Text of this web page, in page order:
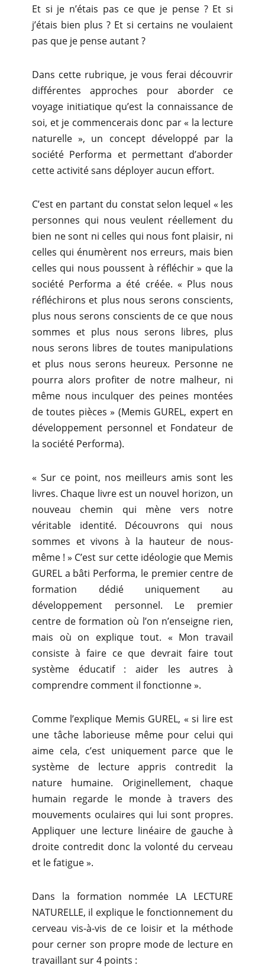
Et si je n’étais pas ce que je pense ? Et si
j’étais bien plus ? Et si certains ne voulaient
pas que je pense autant ?
Dans cette rubrique, je vous ferai découvrir
différentes approches pour aborder ce
voyage initiatique qu’est la connaissance de
soi, et je commencerais donc par « la lecture
naturelle », un concept développé par la
société Performa et permettant d’aborder
cette activité sans déployer aucun effort.
C’est en partant du constat selon lequel « les
personnes qui nous veulent réellement du
bien ne sont ni celles qui nous font plaisir, ni
celles qui énumèrent nos erreurs, mais bien
celles qui nous poussent à réfléchir » que la
société Performa a été créée. « Plus nous
réfléchirons et plus nous serons conscients,
plus nous serons conscients de ce que nous
sommes et plus nous serons libres, plus
nous serons libres de toutes manipulations
et plus nous serons heureux. Personne ne
pourra alors profiter de notre malheur, ni
même nous inculquer des peines montées
de toutes pièces » (Memis GUREL, expert en
développement personnel et Fondateur de
la société Performa).
« Sur ce point, nos meilleurs amis sont les
livres. Chaque livre est un nouvel horizon, un
nouveau chemin qui mène vers notre
véritable identité. Découvrons qui nous
sommes et vivons à la hauteur de nous-
même ! » C’est sur cette idéologie que Memis
GUREL a bâti Performa, le premier centre de
formation dédié uniquement au
développement personnel. Le premier
centre de formation où l’on n’enseigne rien,
mais où on explique tout. « Mon travail
consiste à faire ce que devrait faire tout
système éducatif : aider les autres à
comprendre comment il fonctionne ».
Comme l’explique Memis GUREL, « si lire est
une tâche laborieuse même pour celui qui
aime cela, c’est uniquement parce que le
système de lecture appris contredit la
nature humaine. Originellement, chaque
humain regarde le monde à travers des
mouvements oculaires qui lui sont propres.
Appliquer une lecture linéaire de gauche à
droite contredit donc la volonté du cerveau
et le fatigue ».
Dans la formation nommée LA LECTURE
NATURELLE, il explique le fonctionnement du
cerveau vis-à-vis de ce loisir et la méthode
pour cerner son propre mode de lecture en
travaillant sur 4 points :